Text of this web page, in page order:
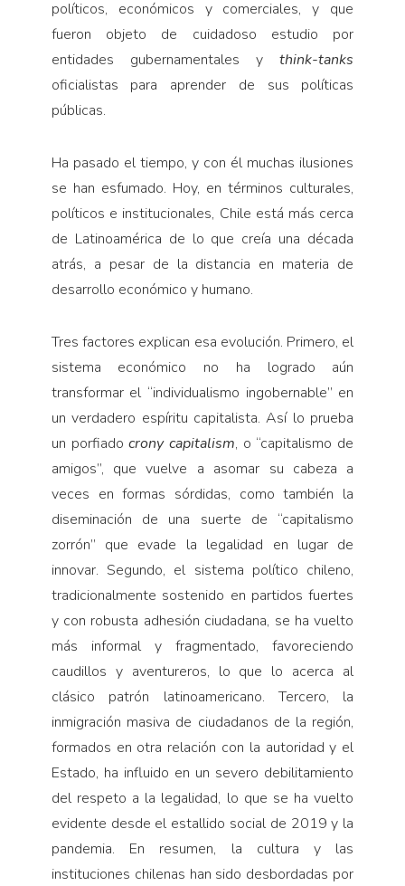
políticos, económicos y comerciales, y que
fueron objeto de cuidadoso estudio por
entidades gubernamentales ythink-tanks
oficialistas para aprender de sus políticas
públicas.
Ha pasado el tiempo, y con él muchas ilusiones
se han esfumado. Hoy, en términos culturales,
políticos e institucionales, Chile está más cerca
de Latinoamérica de lo que creía una década
atrás, a pesar de la distancia en materia de
desarrollo económico y humano.
Tres factores explican esa evolución. Primero, el
sistema económico no ha logrado aún
transformar el “individualismo ingobernable” en
un verdadero espíritu capitalista. Así lo prueba
un porfiadocrony capitalism, o “capitalismo de
amigos”, que vuelve a asomar su cabeza a
veces en formas sórdidas, como también la
diseminación de una suerte de “capitalismo
zorrón” que evade la legalidad en lugar de
innovar. Segundo, el sistema político chileno,
tradicionalmente sostenido en partidos fuertes
y con robusta adhesión ciudadana, se ha vuelto
más informal y fragmentado, favoreciendo
caudillos y aventureros, lo que lo acerca al
clásico patrón latinoamericano. Tercero, la
inmigración masiva de ciudadanos de la región,
formados en otra relación con la autoridad y el
Estado, ha influido en un severo debilitamiento
del respeto a la legalidad, lo que se ha vuelto
evidente desde el estallido social de 2019 y la
pandemia. En resumen, la cultura y las
instituciones chilenas han sido desbordadas por